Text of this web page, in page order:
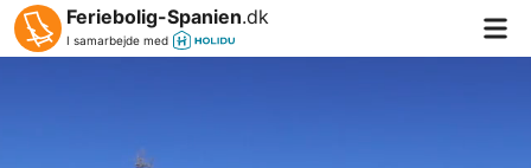
Feriebolig-Spanien.dk
I samarbejde med